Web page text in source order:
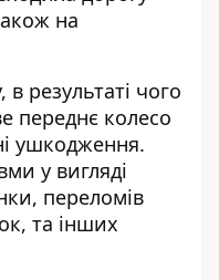
на
результаті чого
переднє колесо
ушкодження.
у вигляді
переломів
та інших